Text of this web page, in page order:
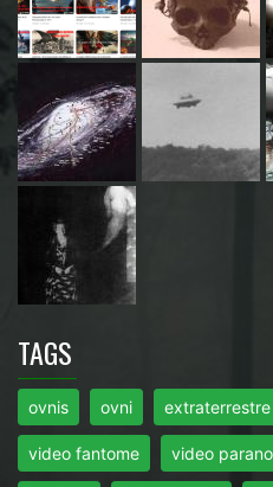
TAGS
ovnis ovni extraterrestre
video fantome video